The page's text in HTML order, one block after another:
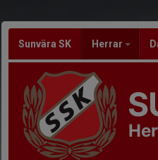
Sunvära SK Herrar